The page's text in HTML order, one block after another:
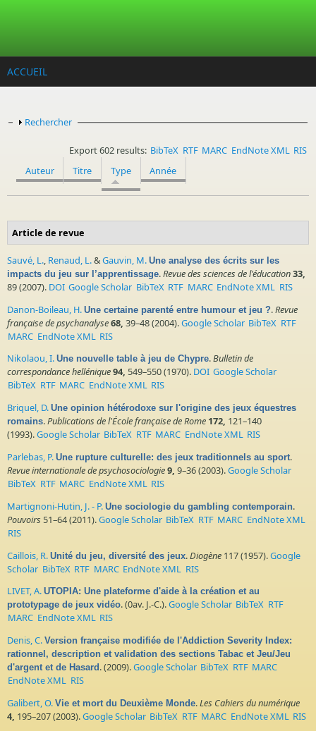
ACCUEIL
Afficher
Rechercher
Export 602 results: BibTeX RTF MARC EndNote XML RIS
Auteur
Titre Type Année
Article de revue
Sauvé, L., Renaud, L.&Gauvin, M. Une analyse des écrits sur les
impacts du jeu sur l’apprentissage.Revue des sciences de l'éducation33,
89 (2007). DOI Google Scholar BibTeX RTF MARC EndNote XML RIS
Danon-Boileau, H. Une certaine parenté entre humour et jeu ?.Revue
française de psychanalyse68, 39–48 (2004).Google Scholar BibTeX RTF
MARC EndNote XML RIS
Nikolaou, I. Une nouvelle table à jeu de Chypre.Bulletin de
correspondance hellénique94, 549–550 (1970). DOI Google Scholar
BibTeX RTF MARC EndNote XML RIS
Briquel, D. Une opinion hétérodoxe sur l'origine des jeux équestres
romains.Publications de l'École française de Rome 172, 121–140
(1993).Google Scholar BibTeX RTF MARC EndNote XML RIS
Parlebas, P. Une rupture culturelle: des jeux traditionnels au sport.
Revue internationale de psychosociologie9, 9–36 (2003).Google Scholar
BibTeX RTF MARC EndNote XML RIS
Martignoni-Hutin, J. - P. Une sociologie du gambling contemporain.
Pouvoirs 51–64 (2011).Google Scholar BibTeX RTF MARC EndNote XML
RIS
Caillois, R. Unité du jeu, diversité des jeux.Diogène 117 (1957).Google
Scholar BibTeX RTF MARC EndNote XML
RIS
LIVET, A. UTOPIA: Une plateforme d'aide à la création et au
prototypage de jeux vidéo. (0av. J.-C.).Google Scholar BibTeX RTF
MARC EndNote XML RIS
Denis, C. Version française modifiée de l'Addiction Severity Index:
rationnel, description et validation des sections Tabac et Jeu/Jeu
d'argent et de Hasard . (2009).Google Scholar BibTeX RTF MARC
EndNote XML RIS
Galibert, O. Vie et mort du Deuxième Monde.Les Cahiers du numérique
4, 195–207 (2003).Google Scholar BibTeX RTF MARC EndNote XML RIS